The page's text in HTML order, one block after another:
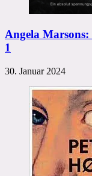
Angela Marsons:
1
30. Januar 2024